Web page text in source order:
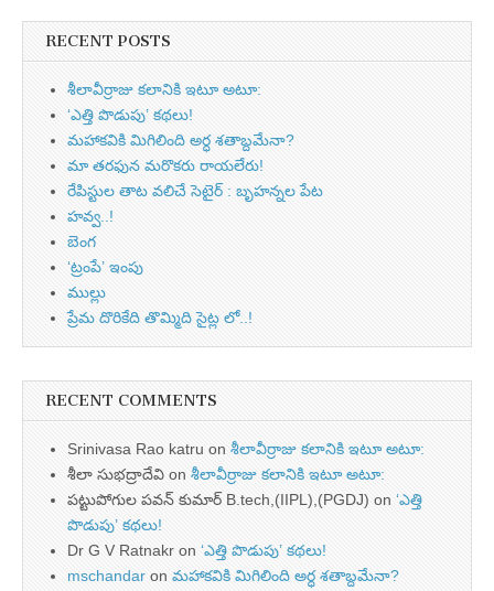
RECENT POSTS
శీలావీర్రాజు కలానికి ఇటూ అటూ:
‘ఎత్తి పొడుపు’ కథలు!
మహాకవికి మిగిలింది అర్ధ శతాబ్దమేనా?
మా తరఫున మరొకరు రాయలేరు!
రేపిస్టుల తాట వలిచే సెటైర్ : బృహన్నల పేట
హవ్వ..!
బెంగ
‘ట్రంపే’ ఇంపు
ముల్లు
ప్రేమ దొరికేది తొమ్మిది సైట్ల లో..!
RECENT COMMENTS
Srinivasa Rao katru on శీలావీర్రాజు కలానికి ఇటూ అటూ:
శీలా సుభద్రాదేవి on శీలావీర్రాజు కలానికి ఇటూ అటూ:
పట్టుపోగుల పవన్ కుమార్ B.tech,(IIPL),(PGDJ) on ‘ఎత్తి
పొడుపు’ కథలు!
Dr G V Ratnakr on ‘ఎత్తి పొడుపు’ కథలు!
mschandar on మహాకవికి మిగిలింది అర్ధ శతాబ్దమేనా?